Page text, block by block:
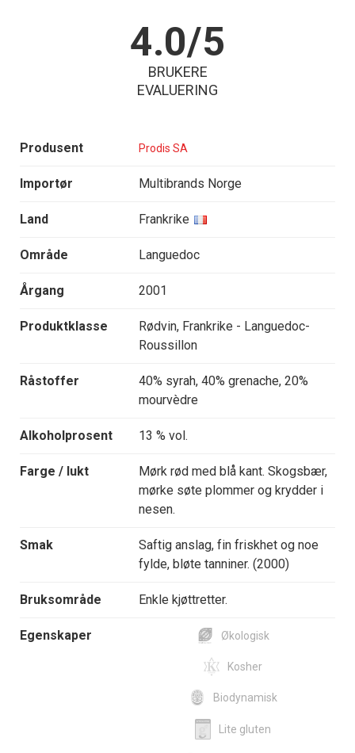
4.0/5
BRUKERE
EVALUERING
Produsent Prodis SA
Importør Multibrands Norge
Land Frankrike
Område Languedoc
Årgang 2001
Produktklasse
Rødvin, Frankrike - Languedoc-
Roussillon
Råstoffer
40% syrah, 40% grenache, 20%
mourvèdre
Alkoholprosent 13 % vol.
Farge / lukt
Mørk rød med blå kant. Skogsbær,
mørke søte plommer og krydder i
nesen.
Smak
Saftig anslag, fin friskhet og noe
fylde, bløte tanniner. (2000)
Bruksområde Enkle kjøttretter.
Egenskaper Økologisk
Kosher
Biodynamisk
Lite gluten